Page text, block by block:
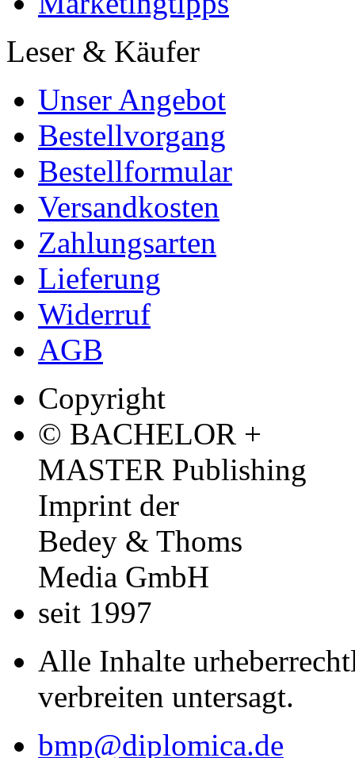
Leser & Käufer
Unser Angebot
Bestellvorgang
Bestellformular
Versandkosten
Zahlungsarten
Lieferung
Widerruf
AGB
Copyright
© BACHELOR +
MASTER Publishing
Imprint der
Bedey & Thoms
Media GmbH
seit 1997
Alle Inhalte
verbreiten untersagt.
bmp@diplomica.de